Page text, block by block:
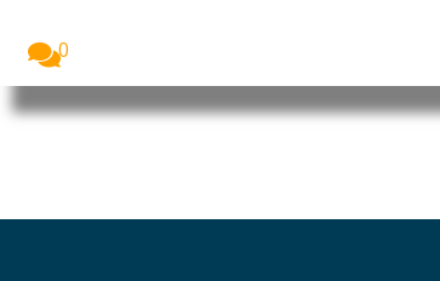
0